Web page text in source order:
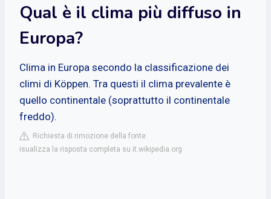
Qual è il clima più diffuso in
Europa?
Clima in Europa secondo la classificazione dei
climi di Köppen. Tra questi il clima prevalente è
quello continentale (soprattutto il continentale
freddo).
Richiesta di rimozione della fonte
isualizza la risposta completa su it.wikipedia.org